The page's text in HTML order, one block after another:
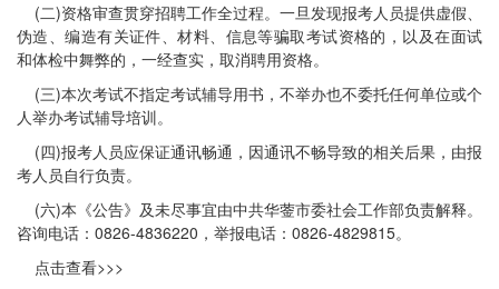
(二)资格审查贯穿招聘工作全过程。一旦发现报考人员提供虚假、
伪造、编造有关证件、材料、信息等骗取考试资格的，以及在面试
和体检中舞弊的，一经查实，取消聘用资格。
(三)本次考试不指定考试辅导用书，不举办也不委托任何单位或个
人举办考试辅导培训。
(四)报考人员应保证通讯畅通，因通讯不畅导致的相关后果，由报
考人员自行负责。
(六)本《公告》及未尽事宜由中共华蓥市委社会工作部负责解释。
咨询电话：0826-4836220，举报电话：0826-4829815。
点击查看>>>